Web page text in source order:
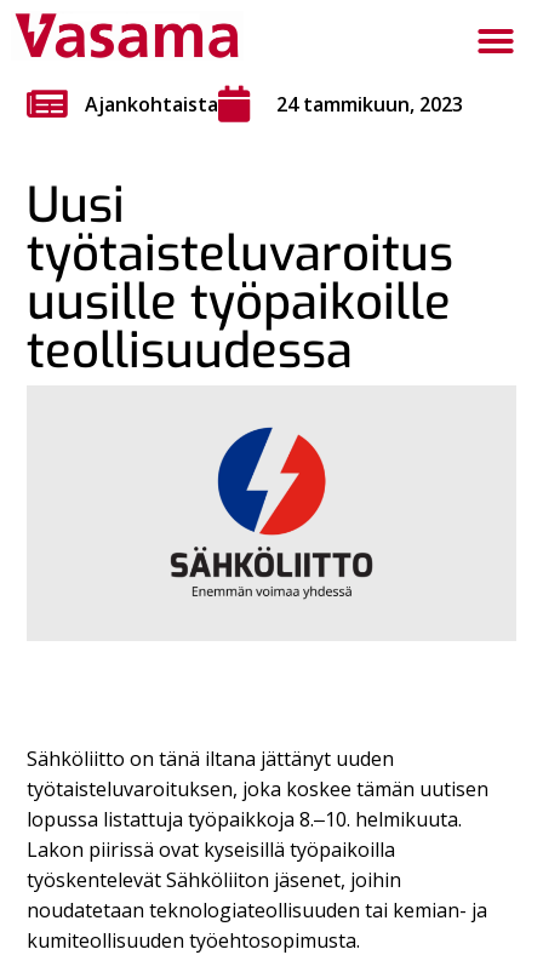
Ajankohtaista 24 tammikuun, 2023
Uusi
työtaisteluvaroitus
uusille työpaikoille
teollisuudessa
Sähköliitto on tänä iltana jättänyt uuden
työtaisteluvaroituksen, joka koskee tämän uutisen
lopussa listattuja työpaikkoja 8.‒10. helmikuuta.
Lakon piirissä ovat kyseisillä työpaikoilla
työskentelevät Sähköliiton jäsenet, joihin
noudatetaan teknologiateollisuuden tai kemian- ja
kumiteollisuuden työehtosopimusta.